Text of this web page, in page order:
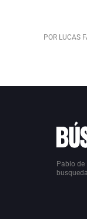
POR LUCAS
Pablo de